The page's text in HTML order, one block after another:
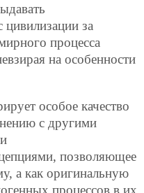
цивилизации за
процесса
на особенности
особое качество
с другими
позволяющее
а как оригинальную
процессов в их